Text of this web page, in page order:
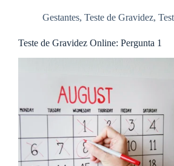
Gestantes, Teste de Gravidez,
Teste de Gravidez Online: Pergunta 1